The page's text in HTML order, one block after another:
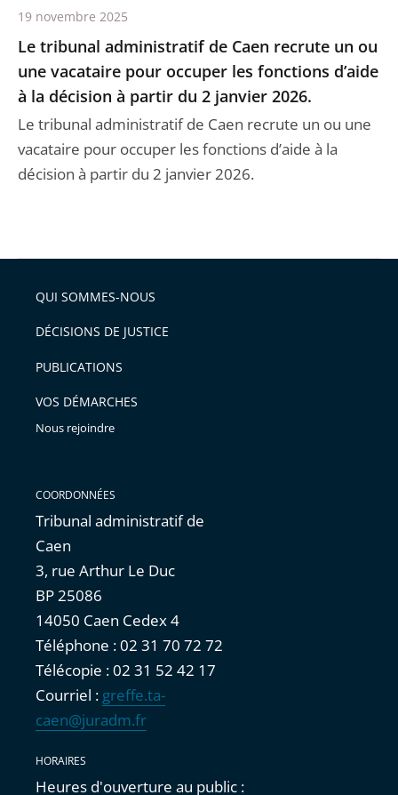
Le tribunal administratif de Caen recrute un ou
une vacataire pour occuper les fonctions d’aide
à la décision à partir du 2 janvier 2026.
Le tribunal administratif de Caen recrute un ou une
vacataire pour occuper les fonctions d’aide à la
décision à partir du 2 janvier 2026.
19 novembre 2025
QUI SOMMES-NOUS
DÉCISIONS DE JUSTICE
PUBLICATIONS
VOS DÉMARCHES
Nous rejoindre
COORDONNÉES
Tribunal administratif de
Caen
3, rue Arthur Le Duc
BP 25086
14050 Caen Cedex 4
Téléphone : 02 31 70 72 72
Télécopie : 02 31 52 42 17
Courriel : greffe.ta-
caen@juradm.fr
HORAIRES
Heures d'ouverture au public :